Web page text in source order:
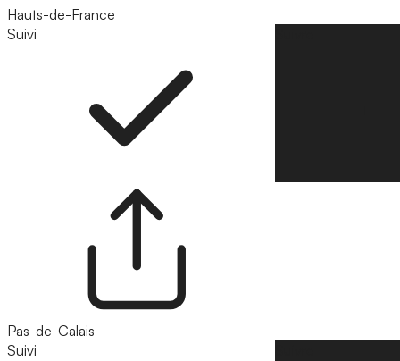
Hauts-de-France
Suivi
Pas-de-Calais
Suivi